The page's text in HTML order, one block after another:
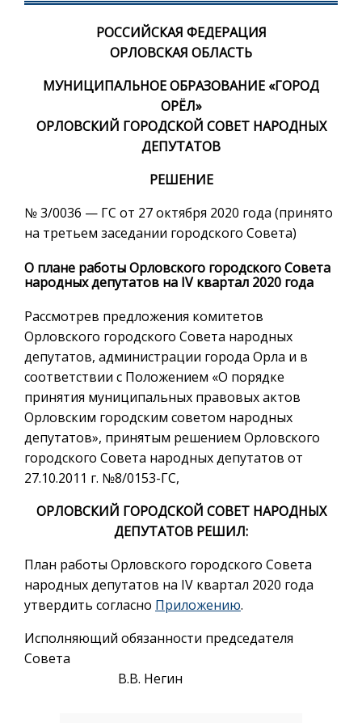
РОССИЙСКАЯ ФЕДЕРАЦИЯ
ОРЛОВСКАЯ ОБЛАСТЬ
МУНИЦИПАЛЬНОЕ ОБРАЗОВАНИЕ «ГОРОД
ОРЁЛ»
ОРЛОВСКИЙ ГОРОДСКОЙ СОВЕТ НАРОДНЫХ
ДЕПУТАТОВ
РЕШЕНИЕ
№ 3/0036 — ГС от 27 октября 2020 года (принято
на третьем заседании городского Совета)
О плане работы Орловского городского Совета
народных депутатов на IV квартал 2020 года
Рассмотрев предложения комитетов
Орловского городского Совета народных
депутатов, администрации города Орла и в
соответствии с Положением «О порядке
принятия муниципальных правовых актов
Орловским городским советом народных
депутатов», принятым решением Орловского
городского Совета народных депутатов от
27.10.2011 г. №8/0153-ГС,
ОРЛОВСКИЙ ГОРОДСКОЙ СОВЕТ НАРОДНЫХ
ДЕПУТАТОВ РЕШИЛ:
План работы Орловского городского Совета
народных депутатов на IV квартал 2020 года
утвердить согласно Приложению.
Исполняющий обязанности председателя
Совета
В.В. Негин